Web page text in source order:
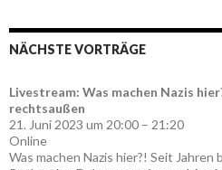
NÄCHSTE VORTRÄGE
Livestream: Was machen Nazis
rechtsaußen
21. Juni 2023 um 20:00 – 21:20
Online
Was machen Nazis hier?! Seit